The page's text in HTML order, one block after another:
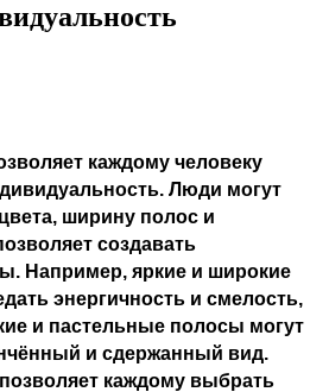
каждому человеку
Люди могут
ширину полос и
создавать
Например, яркие и широкие
энергичность и смелость,
и пастельные полосы могут
и сдержанный вид.
каждому выбрать